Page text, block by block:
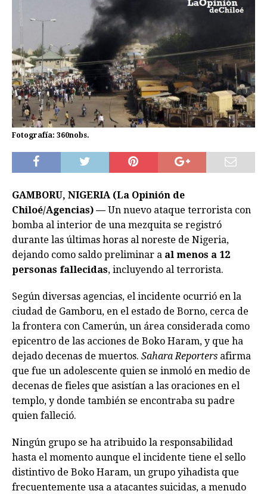
Fotografía: 360nobs.
GAMBORU, NIGERIA (La Opinión de
Chiloé/Agencias) — Un nuevo ataque terrorista con
bomba al interior de una mezquita se registró
durante las últimas horas al noreste de Nigeria,
dejando como saldo preliminar a al menos a 12
personas fallecidas, incluyendo al terrorista.
Según diversas agencias, el incidente ocurrió en la
ciudad de Gamboru, en el estado de Borno, cerca de
la frontera con Camerún, un área considerada como
epicentro de las acciones de Boko Haram, y que ha
dejado decenas de muertos. Sahara Reporters afirma
que fue un adolescente quien se inmoló en medio de
decenas de fieles que asistían a las oraciones en el
templo, y donde también se encontraba su padre
quien falleció.
Ningún grupo se ha atribuido la responsabilidad
hasta el momento aunque el incidente tiene el sello
distintivo de Boko Haram, un grupo yihadista que
frecuentemente usa a atacantes suicidas, a menudo